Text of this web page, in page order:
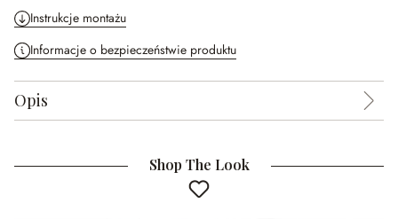
Instrukcje montażu
Informacje o bezpieczeństwie produktu
Opis
Shop The Look